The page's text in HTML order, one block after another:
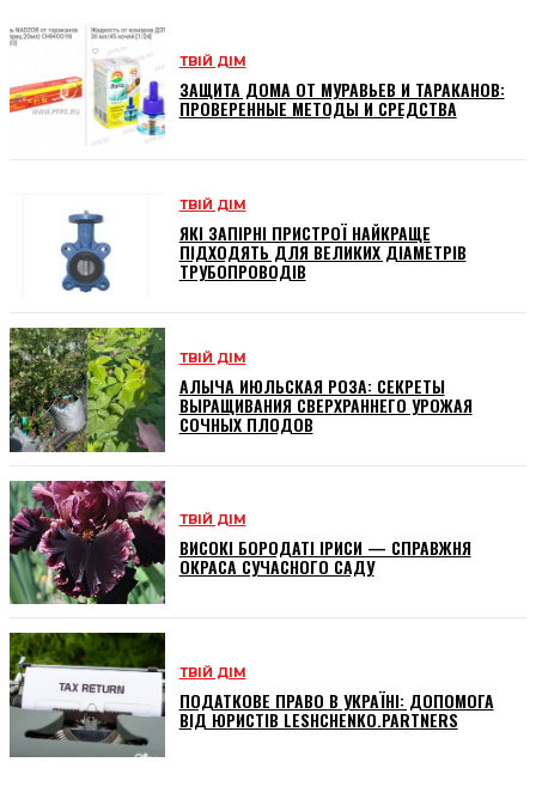
ТВІЙ ДІМ
ЗАЩИТА ДОМА ОТ МУРАВЬЕВ И ТАРАКАНОВ:
ПРОВЕРЕННЫЕ МЕТОДЫ И СРЕДСТВА
ТВІЙ ДІМ
ЯКІ ЗАПІРНІ ПРИСТРОЇ НАЙКРАЩЕ
ПІДХОДЯТЬ ДЛЯ ВЕЛИКИХ ДІАМЕТРІВ
ТРУБОПРОВОДІВ
ТВІЙ ДІМ
АЛЫЧА ИЮЛЬСКАЯ РОЗА: СЕКРЕТЫ
ВЫРАЩИВАНИЯ СВЕРХРАННЕГО УРОЖАЯ
СОЧНЫХ ПЛОДОВ
ТВІЙ ДІМ
ВИСОКІ БОРОДАТІ ІРИСИ — СПРАВЖНЯ
ОКРАСА СУЧАСНОГО САДУ
ТВІЙ ДІМ
ПОДАТКОВЕ ПРАВО В УКРАЇНІ: ДОПОМОГА
ВІД ЮРИСТІВ LESHCHENKO.PARTNERS